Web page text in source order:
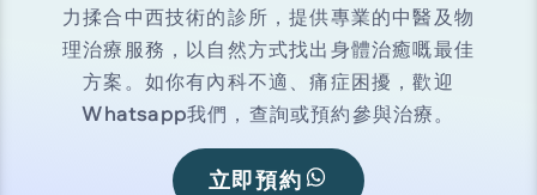
力揉合中西技術的診所，提供專業的中醫及物
理治療服務，以自然方式找出身體治癒嘅最佳
方案。如你有內科不適、痛症困擾，歡迎
Whatsapp我們，查詢或預約參與治療。
立即預約